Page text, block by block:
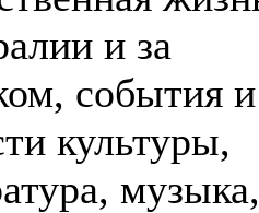
и за
события и
культуры,
музыка,